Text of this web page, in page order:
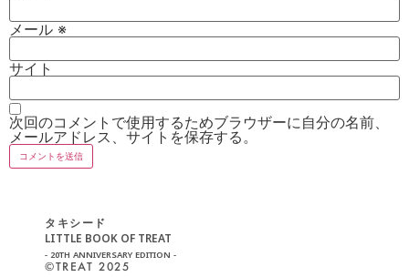
メール ※
サイト
次回のコメントで使用するためブラウザーに自分の名前、
メールアドレス、サイトを保存する。
タキシード
LITTLE BOOK OF TREAT
- 20TH ANNIVERSARY EDITION -
©︎TREAT 2025